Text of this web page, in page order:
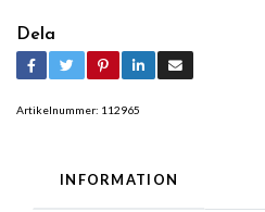
Dela
Artikelnummer: 112965
INFORMATION